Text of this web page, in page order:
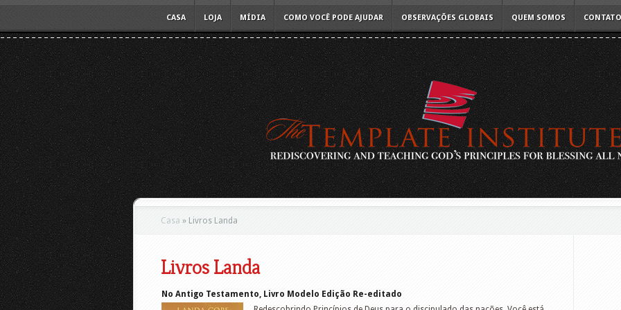
CASA LOJA MÍDIA COMO VOCÊ PODE AJUDAR OBSERVAÇÕES GLOBAIS QUEM SOMOS CONTATO
Casa » Livros Landa
Livros Landa
No Antigo Testamento, Livro Modelo Edição Re-editado